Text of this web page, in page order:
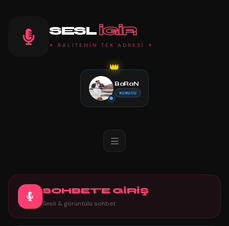
SESL IGIR
✦ KALİTENİN TEK ADRESİ ✦
👑
BaRaN
KURUCU
SOHBET'E GİRİŞ
Sesli & görüntülü sohbet